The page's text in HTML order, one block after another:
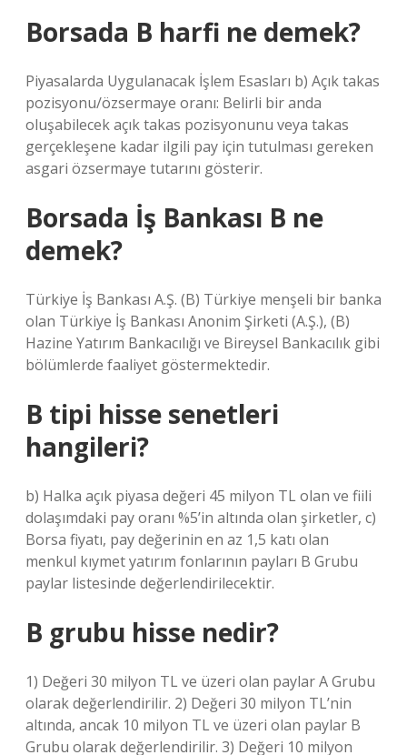
Borsada B harfi ne demek?
Piyasalarda Uygulanacak İşlem Esasları b) Açık takas
pozisyonu/özsermaye oranı: Belirli bir anda
oluşabilecek açık takas pozisyonunu veya takas
gerçekleşene kadar ilgili pay için tutulması gereken
asgari özsermaye tutarını gösterir.
Borsada İş Bankası B ne
demek?
Türkiye İş Bankası A.Ş. (B) Türkiye menşeli bir banka
olan Türkiye İş Bankası Anonim Şirketi (A.Ş.), (B)
Hazine Yatırım Bankacılığı ve Bireysel Bankacılık gibi
bölümlerde faaliyet göstermektedir.
B tipi hisse senetleri
hangileri?
b) Halka açık piyasa değeri 45 milyon TL olan ve fiili
dolaşımdaki pay oranı %5’in altında olan şirketler, c)
Borsa fiyatı, pay değerinin en az 1,5 katı olan
menkul kıymet yatırım fonlarının payları B Grubu
paylar listesinde değerlendirilecektir.
B grubu hisse nedir?
1) Değeri 30 milyon TL ve üzeri olan paylar A Grubu
olarak değerlendirilir. 2) Değeri 30 milyon TL’nin
altında, ancak 10 milyon TL ve üzeri olan paylar B
Grubu olarak değerlendirilir. 3) Değeri 10 milyon